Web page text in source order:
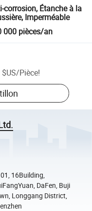
corrosion, Étanche à la
Imperméable
000 pièces/an
/Pièce!
16Building,
DaFen, Buji
Longgang District,